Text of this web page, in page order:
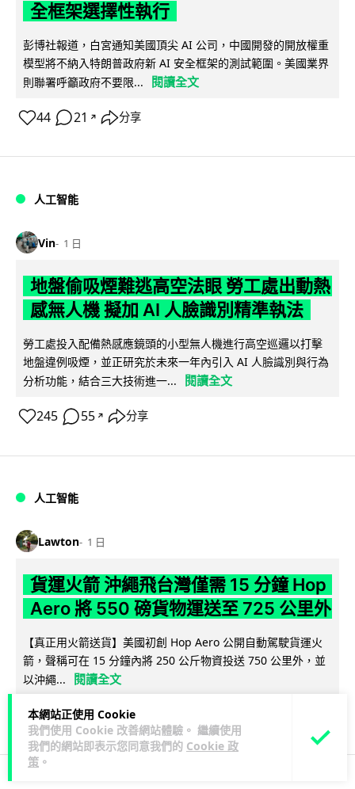
本網站正使用 Cookie
我們使用 Cookie 改善網站體驗。 繼續使用
我們的網站即表示您同意我們的 Cookie 政
策 。
全框架選擇性執行
彭博社報道，白宮通知美國頂尖 AI 公司，中國開發的開放權重
模型將不納入特朗普政府新 AI 安全框架的測試範圍。美國業界
則聯署呼籲政府不要限...
閱讀全文
44 21 ↗ 分享
人工智能
Vin 1 日
地盤偷吸煙難逃高空法眼 勞工處出動熱
感無人機 擬加 AI 人臉識別精準執法
勞工處投入配備熱感應鏡頭的小型無人機進行高空巡邏以打擊
地盤違例吸煙，並正研究於未來一年內引入 AI 人臉識別與行為
分析功能，結合三大技術進一...
閱讀全文
245 55 ↗ 分享
人工智能
Lawton 1 日
貨運火箭 沖繩飛台灣僅需 15 分鐘 Hop
Aero 將 550 磅貨物運送至 725 公里外
【真正用火箭送貨】美國初創 Hop Aero 公開自動駕駛貨運火
箭，聲稱可在 15 分鐘內將 250 公斤物資投送 750 公里外，並
以沖繩...
閱讀全文
52 6↗ 分享